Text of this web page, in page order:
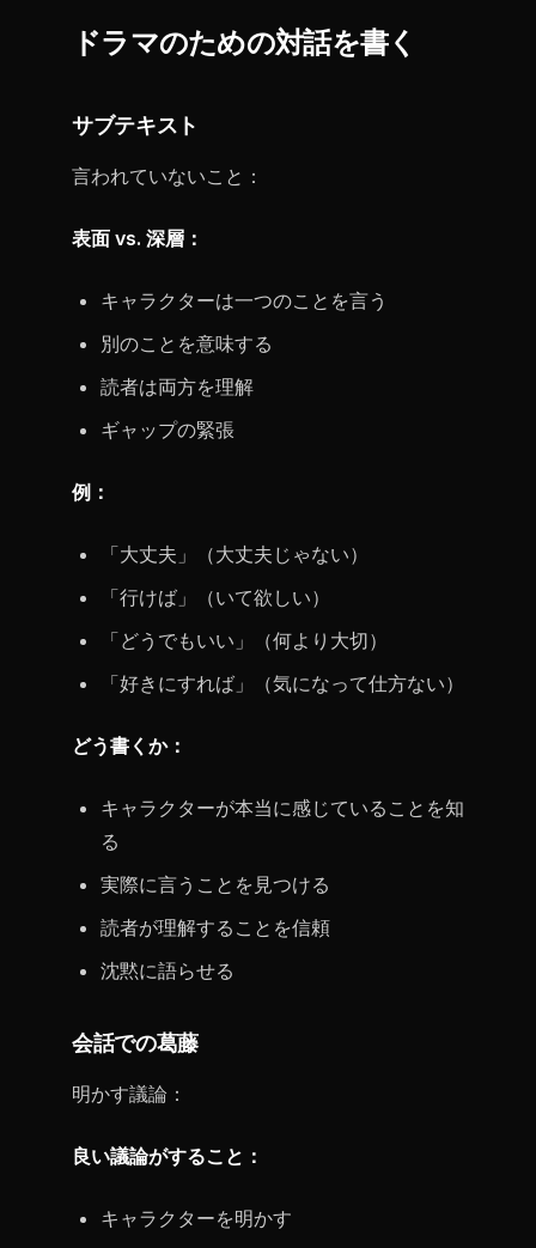
ドラマのための対話を書く
サブテキスト
言われていないこと：
表面 vs. 深層：
キャラクターは一つのことを言う
別のことを意味する
読者は両方を理解
ギャップの緊張
例：
「大丈夫」（大丈夫じゃない）
「行けば」（いて欲しい）
「どうでもいい」（何より大切）
「好きにすれば」（気になって仕方ない）
どう書くか：
キャラクターが本当に感じていることを知
る
実際に言うことを見つける
読者が理解することを信頼
沈黙に語らせる
会話での葛藤
明かす議論：
良い議論がすること：
キャラクターを明かす